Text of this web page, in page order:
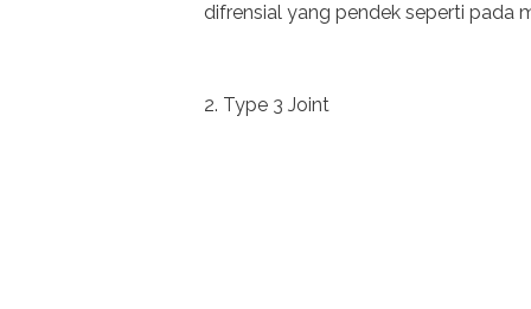
difrensial yang pendek seperti pada
2. Type 3 Joint